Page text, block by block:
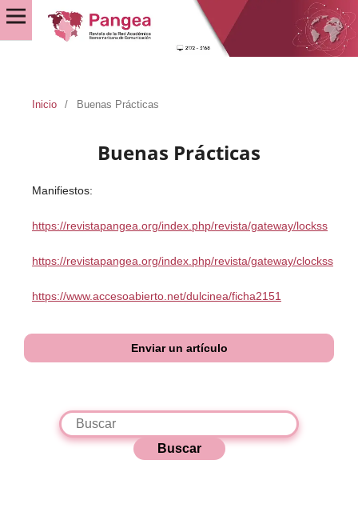
Inicio / Buenas Prácticas
Buenas Prácticas
Manifiestos:
https://revistapangea.org/index.php/revista/gateway/lockss
https://revistapangea.org/index.php/revista/gateway/clockss
https://www.accesoabierto.net/dulcinea/ficha2151
Enviar un artículo
Buscar